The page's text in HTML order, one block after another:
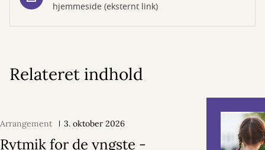
hjemmeside (eksternt link)
Relateret indhold
Arrangement 3. oktober 2026
Rytmik for de yngste -